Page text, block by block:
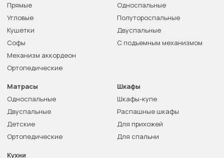
Прямые
Угловые
Кушетки
Софы
Механизм аккордеон
Ортопедические
Односпальные
Полутороспальные
Двуспальные
С подъемным механизмом
Матрасы
Односпальные
Двуспальные
Детские
Ортопедические
Шкафы
Шкафы-купе
Распашные шкафы
Для прихожей
Для спальни
Кухни